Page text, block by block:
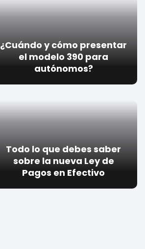
¿Cuándo y cómo presentar
el modelo 390 para
autónomos?
Todo lo que debes saber
sobre la nueva Ley de
Pagos en Efectivo